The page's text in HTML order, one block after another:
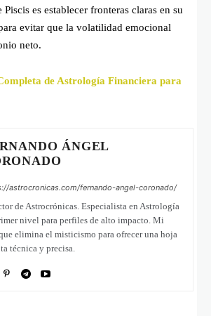
Piscis es establecer fronteras claras en su
evitar que la volatilidad emocional
neto.
de Astrología Financiera para
ÁNGEL
astrocronicas.com/fernando-angel-coronado/
de Astrocrónicas. Especialista en Astrología
nivel para perfiles de alto impacto. Mi
elimina el misticismo para ofrecer una hoja
técnica y precisa.